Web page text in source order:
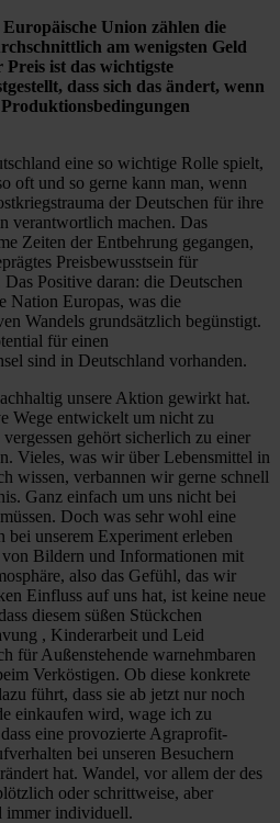
Union zählen die
am wenigsten Geld
ist das wichtigste
dass sich das ändert, wenn
eine so wichtige Rolle spielt,
oft und so gerne kann man, wenn
der Deutschen für ihre
verantwortlich machen. Das
Zeiten der Entbehrung gegangen,
Preisbewusstsein für
Positive daran: die Deutschen
Nation Europas, was die
Wandels grundsätzlich begünstigt.
für einen
sind in Deutschland vorhanden.
unsere Aktion gewirkt hat.
Wege entwickelt um nicht zu
gehört sicherlich zu einer
Vieles, was wir über Lebensmittel in
wissen, verbannen wir gerne schnell
Ganz einfach um uns nicht bei
Doch was sehr wohl eine
bei unserem Experiment erleben
Bildern und Informationen mit
also das Gefühl, das wir
Einfluss auf uns hat, ist keine neue
diesem süßen Stückchen
, Kinderarbeit und Leid
für Außenstehende warnehmbaren
Verköstigen. Ob diese konkrete
führt, dass sie ab jetzt nur noch
einkaufen wird, wage ich zu
eine provozierte Agraprofit-
bei unseren Besuchern
hat. Wandel, vor allem der des
oder schrittweise, aber
immer individuell.